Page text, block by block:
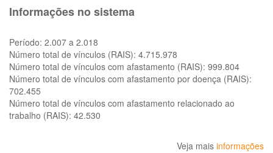
Informações no sistema
Período: 2.007 a 2.018
Número total de vínculos (RAIS): 4.715.978
Número total de vínculos com afastamento (RAIS): 999.804
Número total de vínculos com afastamento por doença (RAIS):
702.455
Número total de vínculos com afastamento relacionado ao
trabalho (RAIS): 42.530
Veja mais informações